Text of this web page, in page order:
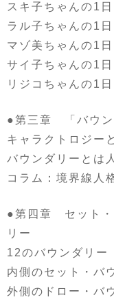
スキ子ちゃんの1
ラル子ちゃんの1日
マゾ美ちゃんの1
サイ子ちゃんの1
リジコちゃんの1
●第三章 「バウン
キャラクトロジー
バウンダリーとは
コラム：境界線人
●第四章 セット・
リー
12のバウンダリー
内側のセット・バ
外側のドロー・バ